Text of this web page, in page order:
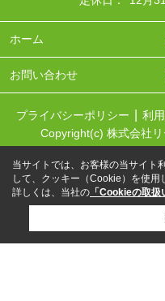
ホーム
お問い合わせ
プライバシーポリシー 利
Copyright(c) 株式会社
当サイトでは、お客様の当サイト
して、クッキー（Cookie）を使用
詳しくは、当社の 「Cookieの取扱